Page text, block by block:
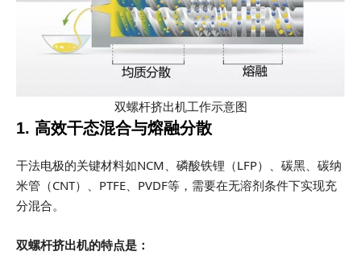
双螺杆挤出机工作示意图
1. 高效干态混合与熔融分散
干法电极的关键材料如NCM、磷酸铁锂（LFP）、碳黑、碳纳
米管（CNT）、PTFE、PVDF等，需要在无溶剂条件下实现充
分混合。
双螺杆挤出机的特点是：